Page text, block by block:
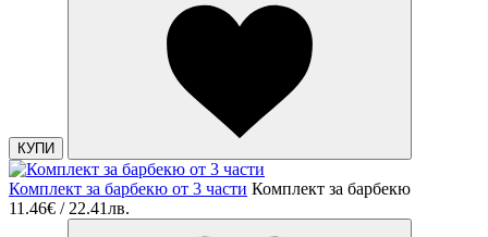
КУПИ
Комплект за барбекю от 3 части Комплект за барбекю
11.46€ / 22.41лв.